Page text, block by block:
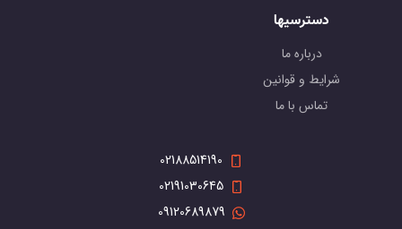
دسترسیها
درباره ما
شرایط و قوانین
تماس با ما
02188514190
02191030645
09120689879